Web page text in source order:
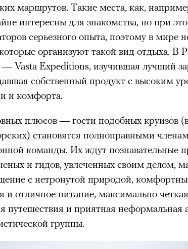
маршрутов. Такие места, как,
интересны для знакомства, но при
серьезного опыта, поэтому в мире
организуют такой вид отдыха. В
— Vasta Expeditions, изучившая лучший
собственный продукт с высоким
и комфорта.
плюсов — гости подобных круизов
становятся полноправными
команды. Их ждут познавательные
и гидов, увлеченных своим делом,
с нетронутой природой,
и отличное питание, максимально четкая
путешествия и приятная неформальная
группы.
привлекают людей состоянием предельной
в которомисчезает
только настоящий момент.
нагрузки вызывают
, из-за чего мозг запоминает восхождение
ярких опытов в жизни.
альпинизм становится способом выйти
перезагрузиться ипочувствовать контроль
преодоление опасности в горах
особеннопрочные связи и чувство доверия.
не подтверждает существование «гена
чток альпинизму чаще тянутся люди с